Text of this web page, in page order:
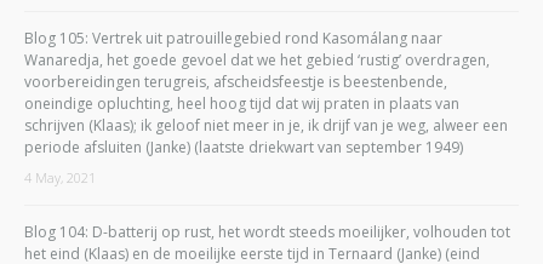
Blog 105: Vertrek uit patrouillegebied rond Kasomálang naar
Wanaredja, het goede gevoel dat we het gebied ‘rustig’ overdragen,
voorbereidingen terugreis, afscheidsfeestje is beestenbende,
oneindige opluchting, heel hoog tijd dat wij praten in plaats van
schrijven (Klaas); ik geloof niet meer in je, ik drijf van je weg, alweer een
periode afsluiten (Janke) (laatste driekwart van september 1949)
4 May, 2021
Blog 104: D-batterij op rust, het wordt steeds moeilijker, volhouden tot
het eind (Klaas) en de moeilijke eerste tijd in Ternaard (Janke) (eind